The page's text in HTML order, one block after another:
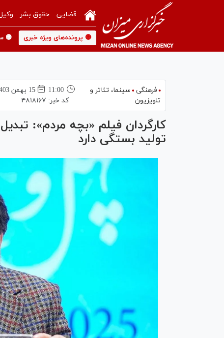
قضایی حقوق بشر
🟡 پرونده‌های ویژه خبری 🟡
فرهنگی
سینما،‌ تئاتر و
تلویزیون
11:00
15 بهمن 1403
کد خبر: ۴۸۱۸۱۶۷
کارگردان فیلم «بچه مردم»:
تولید بستگی دارد